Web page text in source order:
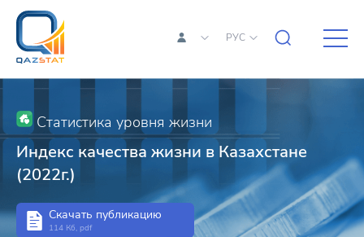
РУС
Статистика уровня жизни
Индекс качества жизни в Казахстане
(2022г.)
Скачать публикацию
114 Кб, pdf